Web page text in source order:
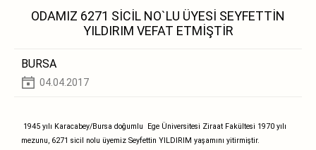
ODAMIZ 6271 SİCİL NO`LU ÜYESİ SEYFETTİN
YILDIRIM VEFAT ETMİŞTİR
BURSA
04.04.2017
1945 yılı Karacabey/Bursa doğumlu Ege Üniversitesi Ziraat Fakültesi 1970 yılı
mezunu, 6271 sicil nolu üyemiz Seyfettin YILDIRIM yaşamını yitirmiştir.